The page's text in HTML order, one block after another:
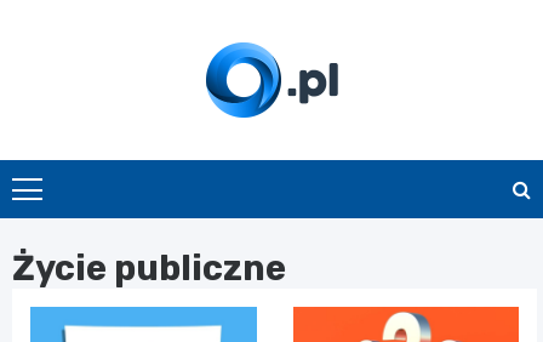
O.pl
Życie publiczne